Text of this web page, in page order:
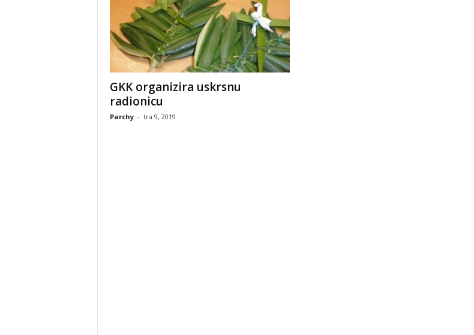
GKK organizira uskrsnu
radionicu
Parchy - tra 9, 2019